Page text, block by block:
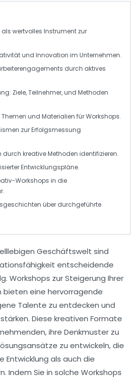
als wertvolles Instrument zur
und Innovation im Unternehmen.
durch aktives
Ziele,Teilnehmer, und Methoden
Themen und Materialien für Workshops.
zurErfolgsmessung
durch kreative Methoden identifizieren.
Entwicklungspläne.
Workshops in die
über durchgeführte
Geschäftswelt sind
entscheidende
Workshops zur Steigerung Ihrer
bieten eine hervorragende
Talente zu entdecken und
Diese kreativen Formate
ihre Denkmuster zu
zu entwickeln, die
Entwicklung als auch die
Indem Sie in solche Workshops